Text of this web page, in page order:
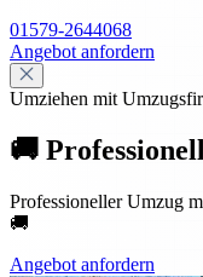
01579-2644068
Angebot anfordern
Umziehen mit
🚚
Professioneller Umzug
🚚
Angebot anfordern